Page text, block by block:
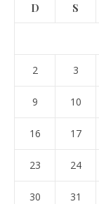
D S
2 3
9 10
16 17
23 24
30 31